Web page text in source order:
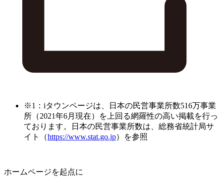
※1：iタウンページは、日本の民営事業所数516万事業
所（2021年6月現在）を上回る網羅性の高い掲載を行っ
ております。日本の民営事業所数は、総務省統計局サ
イト（https://www.stat.go.jp）を参照
ホームページを起点に